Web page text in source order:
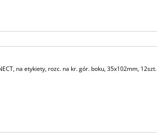
na etykiety, rozc. na kr. gór. boku, 35x102mm, 12szt.